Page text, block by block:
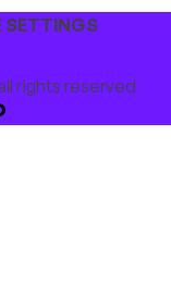
SETTINGS
rights reserved